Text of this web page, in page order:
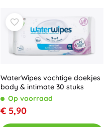
WaterWipes vochtige doekjes
body & intimate 30 stuks
Op voorraad
€ 5,90